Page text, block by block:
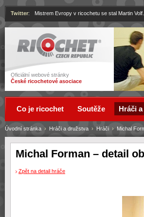
Ricochet
Oficiální webové stránky
České ricochetové asociace
Twitter: Mistrem Evropy v ricochetu se stal Martin
Michal Forman – detail
Zpět na detail hráče
Úvodní stránka › Hráči a družstva › Hráči › Michal
Co je ricochet Soutěže Hráči